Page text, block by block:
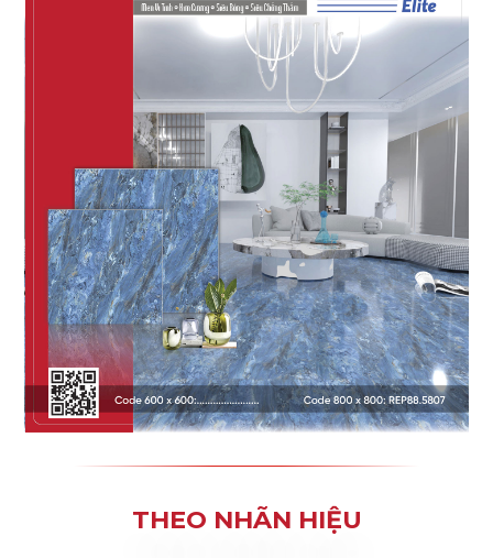
THEO NHÃN HIỆU